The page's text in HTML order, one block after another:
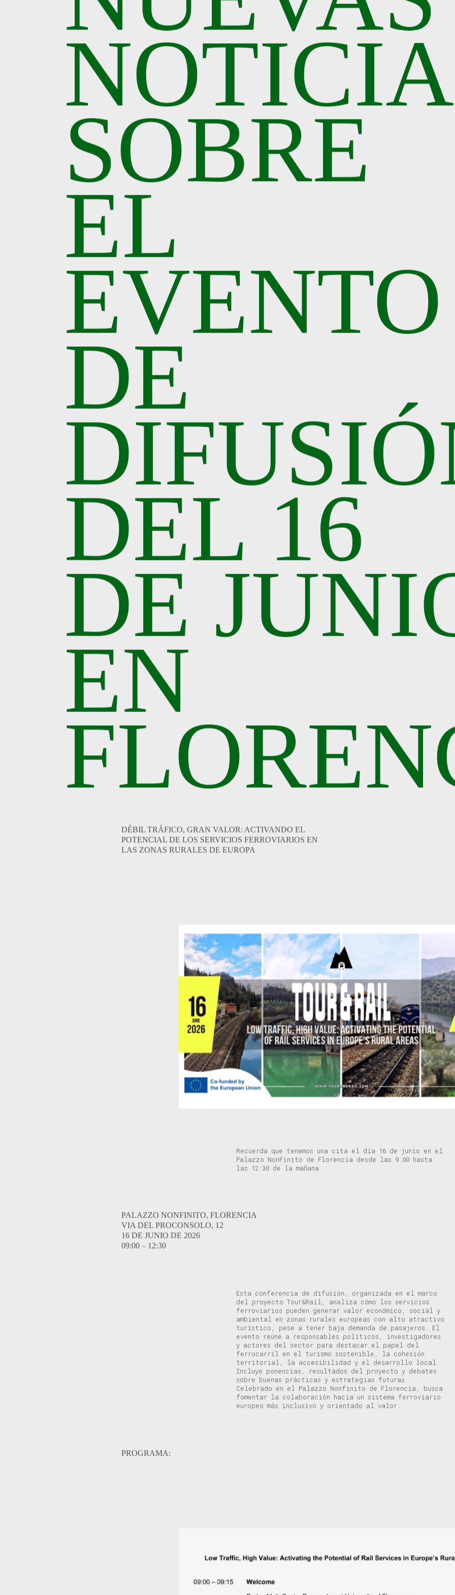
SOBRE
EL
EVENTO
DE
DEL 16
DE
EN
DÉBIL TRÁFICO, GRAN VALOR: ACTIVANDO EL
POTENCIAL DE LOS SERVICIOS FERROVIARIOS EN
LAS ZONAS RURALES DE EUROPA
Recuerda que tenemos una cita el día 16 de junio en el
Palazzo NonFinito de Florencia desde las 9:00 hasta
las 12:30 de la mañana.
PALAZZO NONFINITO, FLORENCIA
VIA DEL PROCONSOLO, 12
16 DE JUNIO DE 2026
09:00 – 12:30
Esta conferencia de difusión, organizada en el marco
del proyecto Tour&Rail, analiza cómo los servicios
ferroviarios pueden generar valor económico, social y
ambiental en zonas rurales europeas con alto atractivo
turístico, pese a tener baja demanda de pasajeros. El
evento reúne a responsables políticos, investigadores
y actores del sector para destacar el papel del
ferrocarril en el turismo sostenible, la cohesión
territorial, la accesibilidad y el desarrollo local.
Incluye ponencias, resultados del proyecto y debates
sobre buenas prácticas y estrategias futuras.
Celebrado en el Palazzo Nonfinito de Florencia, busca
fomentar la colaboración hacia un sistema ferroviario
europeo más inclusivo y orientado al valor.
PROGRAMA: